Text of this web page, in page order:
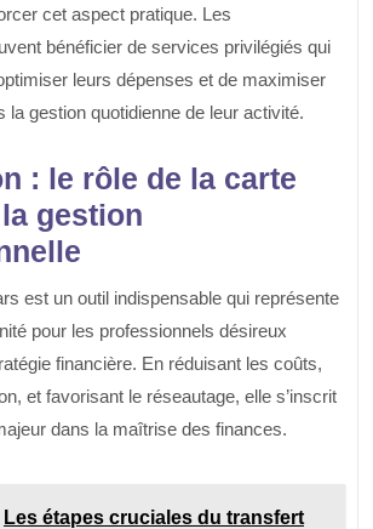
cet aspect pratique. Les
bénéficier de services privilégiés qui
leurs dépenses et de maximiser
la gestion quotidienne de leur activité.
: le rôle de la carte
gestion
est un outil indispensable qui représente
pour les professionnels désireux
financière. En réduisant les coûts,
et favorisant le réseautage, elle s’inscrit
dans la maîtrise des finances.
Les étapes cruciales du transfert